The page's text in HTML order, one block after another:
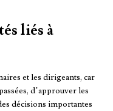
liés à
et les dirigeants, car
d’approuver les
décisions importantes